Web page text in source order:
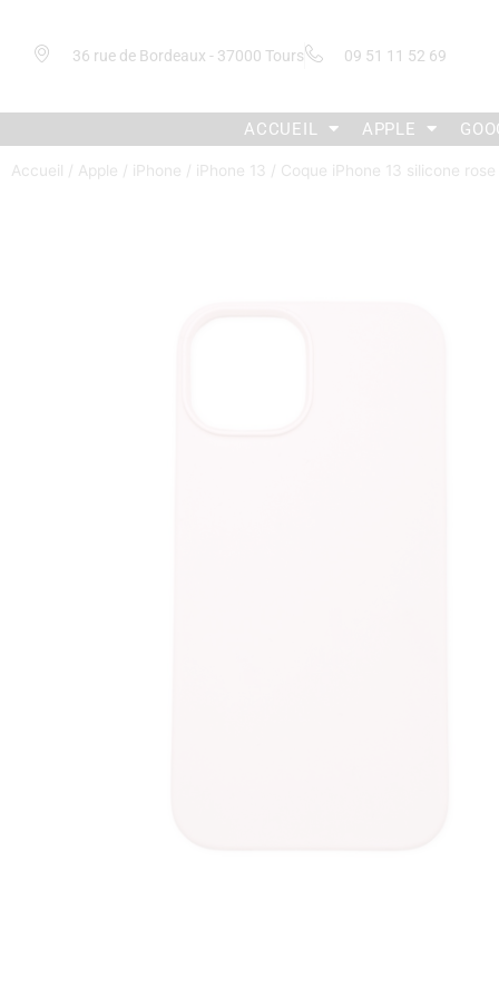
36 rue de Bordeaux - 37000 Tours 09 51 11 52 69
ACCUEIL APPLE
Accueil / Apple / iPhone / iPhone 13 / Coque iPhone 13 silicone rose